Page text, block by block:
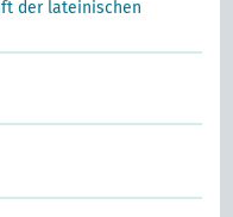
der lateinischen